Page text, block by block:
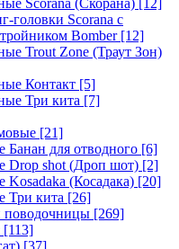
Scorana (Скорана) [12]
головки Scorana с
Bomber[12]
Trout Zone (Траут Зон)
Контакт [5]
Три кита [7]
[21]
Банан для отводного [6]
Drop shot (Дроп шот) [2]
Kosadaka (Косадака) [20]
Три кита [26]
поводочницы [269]
[113]